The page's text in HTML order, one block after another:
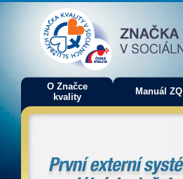
O Značce
kvality
Manuál ZQ